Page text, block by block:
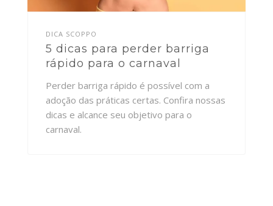
DICA SCOPPO
5 dicas para perder barriga
rápido para o carnaval
Perder barriga rápido é possível com a
adoção das práticas certas. Confira nossas
dicas e alcance seu objetivo para o
carnaval.